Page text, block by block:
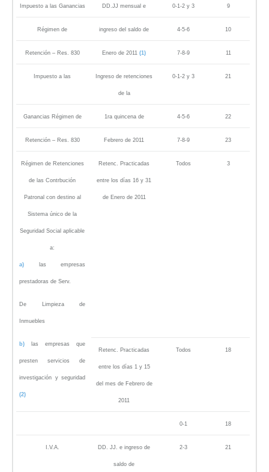
Impuesto a las Ganancias DD.JJ mensual e 0-1-2 y 3 9
Régimen de ingreso del saldo de 4-5-6 10
Retención – Res. 830 Enero de 2011 (1) 7-8-9 11
Impuesto a las Ingreso de retenciones
de la
0-1-2 y 3 21
Ganancias Régimen de 1ra quincena de 4-5-6 22
Retención – Res. 830 Febrero de 2011 7-8-9 23
Régimen de Retenciones
de las Contrbución
Patronal con destino al
Sistema único de la
Seguridad Social aplicable
a:
a) las empresas
prestadoras de Serv.
De Limpieza de
Inmuebles
b) las empresas que
presten servicios de
investigación y seguridad
(2)
Retenc. Practicadas
entre los días 16 y 31
de Enero de 2011
Todos 3
Retenc. Practicadas
entre los días 1 y 15
del mes de Febrero de
2011
Todos 18
0-1 18
I.V.A. DD. JJ. e ingreso de
saldo de
2-3 21